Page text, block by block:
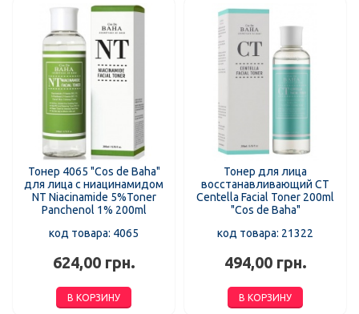
Тонер 4065 "Cos de Baha"
для лица c ниацинамидом
NT Niacinamide 5%Toner
Panchenol 1% 200ml
код товара: 4065
624,00 грн.
В КОРЗИНУ
Тонер для лица
восстанавливающий CT
Centella Facial Toner 200ml
"Cos de Baha"
код товара: 21322
494,00 грн.
В КОРЗИНУ